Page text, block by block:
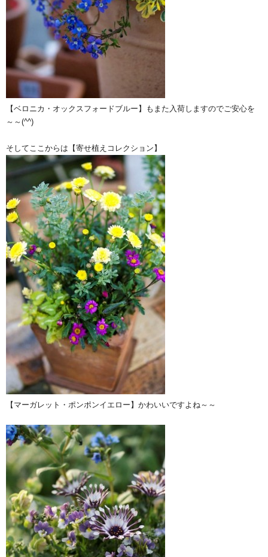
【ベロニカ・オックスフォードブルー】もまた入荷しますのでご安心を
～～(^^)
そしてここからは【寄せ植えコレクション】
【マーガレット・ポンポンイエロー】かわいいですよね～～